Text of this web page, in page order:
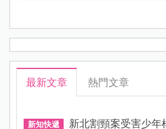
最新文章 熱門文章
新知快遞 新北割頸案受害少年